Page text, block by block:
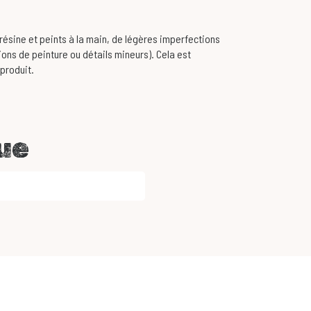
et peints à la main, de légères imperfections
de peinture ou détails mineurs). Cela est